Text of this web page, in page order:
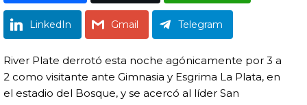
LinkedIn Gmail Telegram
River Plate derrotó esta noche agónicamente por 3 a
2 como visitante ante Gimnasia y Esgrima La Plata, en
el estadio del Bosque, y se acercó al líder San